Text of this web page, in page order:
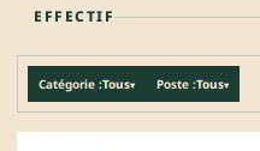
EFFECTIF
Catégorie :Tous▾ Poste :Tous▾